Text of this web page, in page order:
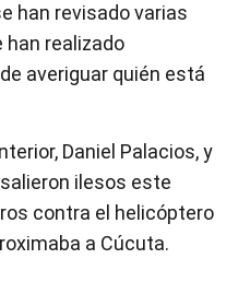
han revisado varias
han realizado
averiguar quién está
Daniel Palacios, y
ilesos este
contra el helicóptero
a Cúcuta.